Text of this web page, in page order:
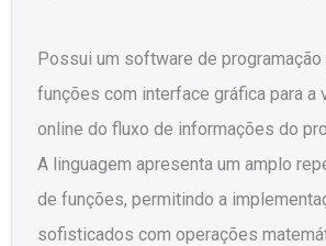
Possui um software de
funções com interface gráfica para a
online do fluxo de informações do
A linguagem apresenta um amplo
de funções, permitindo a
sofisticados com operações